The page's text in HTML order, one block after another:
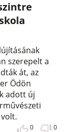
szerepelt a
át, az
Ödön
adott új
0 0